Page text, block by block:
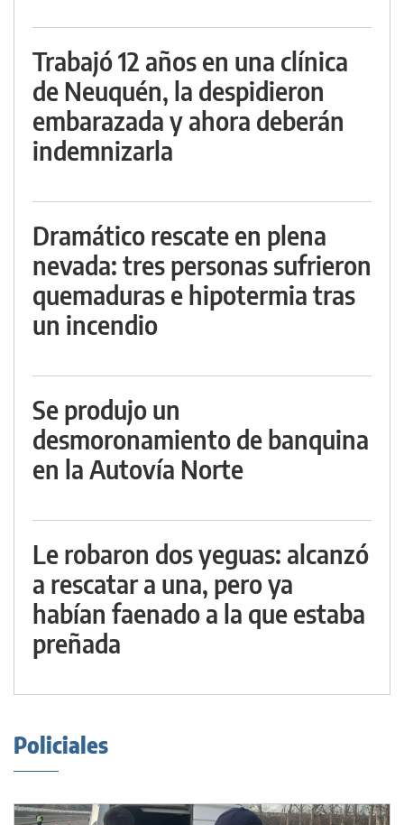
Trabajó 12 años en una clínica
de Neuquén, la despidieron
embarazada y ahora deberán
indemnizarla
Dramático rescate en plena
nevada: tres personas sufrieron
quemaduras e hipotermia tras
un incendio
Se produjo un
desmoronamiento de banquina
en la Autovía Norte
Le robaron dos yeguas: alcanzó
a rescatar a una, pero ya
habían faenado a la que estaba
preñada
Policiales